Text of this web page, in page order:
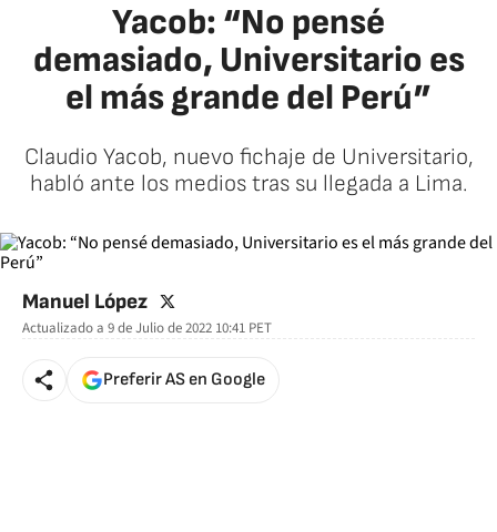
Yacob: “No pensé
demasiado, Universitario es
el más grande del Perú”
Claudio Yacob, nuevo fichaje de Universitario,
habló ante los medios tras su llegada a Lima.
Manuel López twitter
Actualizado a 9 de Julio de 2022 10:41 PET
Preferir AS en Google